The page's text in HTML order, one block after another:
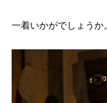
一着いかがでしょうか。